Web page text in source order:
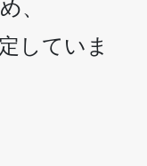
、
していま